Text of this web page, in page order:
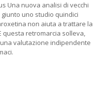
Una nuova analisi di vecchi
uno studio quindici
non aiuta a trattare la
questa retromarcia solleva,
valutazione indipendente